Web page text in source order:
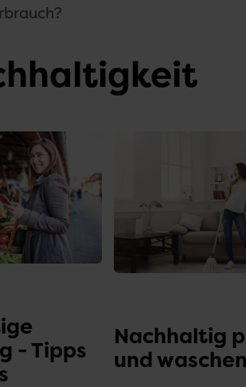
- Tipps
Nachhaltig
und